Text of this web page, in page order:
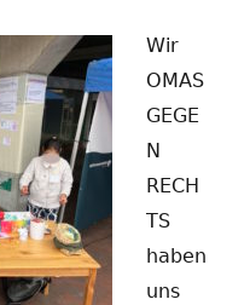
Wir
OMAS
GEGE
N
RECH
TS
haben
uns